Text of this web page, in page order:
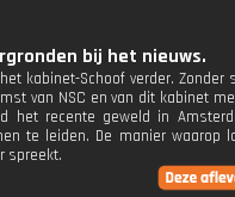
bij het nieuws.
kabinet-Schoof verder. Zonder
van NSC en van dit kabinet
het recente geweld in
te leiden. De manier waarop
spreekt.